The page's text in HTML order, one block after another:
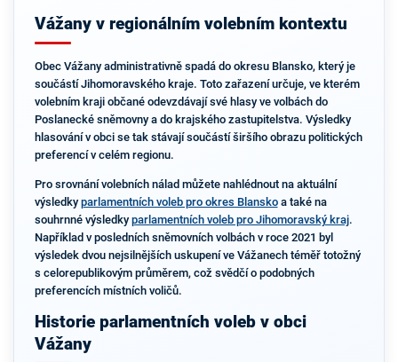
Vážany v regionálním volebním kontextu
Obec Vážany administrativně spadá do okresu Blansko, který je
součástí Jihomoravského kraje. Toto zařazení určuje, ve kterém
volebním kraji občané odevzdávají své hlasy ve volbách do
Poslanecké sněmovny a do krajského zastupitelstva. Výsledky
hlasování v obci se tak stávají součástí širšího obrazu politických
preferencí v celém regionu.
Pro srovnání volebních nálad můžete nahlédnout na aktuální
výsledky parlamentních voleb pro okres Blanskoa také na
souhrnné výsledky parlamentních voleb pro Jihomoravský kraj.
Například v posledních sněmovních volbách v roce 2021 byl
výsledek dvou nejsilnějších uskupení ve Vážanech téměř totožný
s celorepublikovým průměrem, což svědčí o podobných
preferencích místních voličů.
Historie parlamentních voleb v obci
Vážany